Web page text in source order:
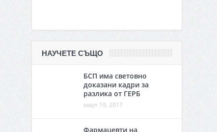
НАУЧЕТЕ СЪЩО
БСП има световно
доказани кадри за
разлика от ГЕРБ
март 19, 2017
Фармацевти на